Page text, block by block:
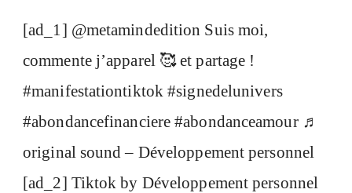
[ad_1] @metamindedition Suis moi,
commente j’apparel 🥰 et partage !
#manifestationtiktok #signedelunivers
#abondancefinanciere #abondanceamour ♬
original sound – Développement personnel
[ad_2] Tiktok by Développement personnel